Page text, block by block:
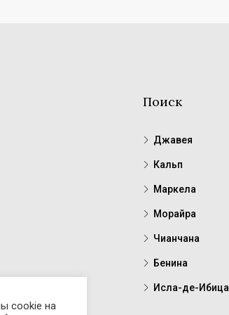
Поиск
Джавея
Кальп
Маркела
Морайра
Чианчана
Бенина
Исла-де-Ибица
cookie на